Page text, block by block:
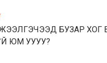
БУЗАР
ЮМ УУУУ?